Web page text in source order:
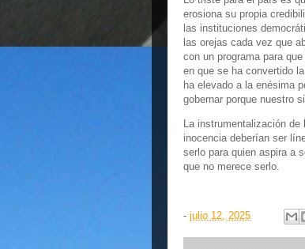
erosiona su propia
las instituciones
las orejas cada vez que
con un programa para
en que se ha convertido
ha elevado a la enésima
gobernar porque nuestro
La instrumentalización
inocencia deberían ser
serlo para quien aspira a
que no merece serlo.
- julio 12, 2025